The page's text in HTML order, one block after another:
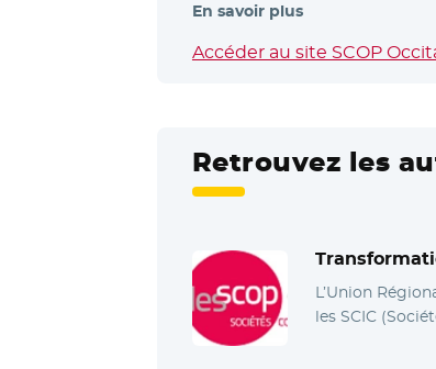
En savoir plus
Accéder au site SCOP
Retrouvez les
L’Union
les SCIC